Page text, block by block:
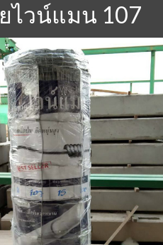
ไวน์แมน 107